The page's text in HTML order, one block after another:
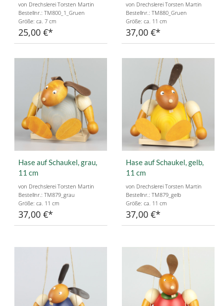
von Drechslerei Torsten Martin
Bestellnr.: TM800_1_Gruen
Größe: ca. 7 cm
25,00 €
von Drechslerei Torsten Martin
Bestellnr.: TM880_Gruen
Größe: ca. 11 cm
37,00 €
Hase auf Schaukel, grau,
11 cm
von Drechslerei Torsten Martin
Bestellnr.: TM879_grau
Größe: ca. 11 cm
37,00 €
Hase auf Schaukel, gelb,
11 cm
von Drechslerei Torsten Martin
Bestellnr.: TM879_gelb
Größe: ca. 11 cm
37,00 €